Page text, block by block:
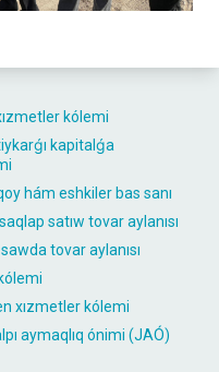
kólemi
kapitalǵa
hám eshkiler bas sanı
satıw tovar aylanısı
tovar aylanısı
xızmetler kólemi
aymaqlıq ónimi (JAÓ)